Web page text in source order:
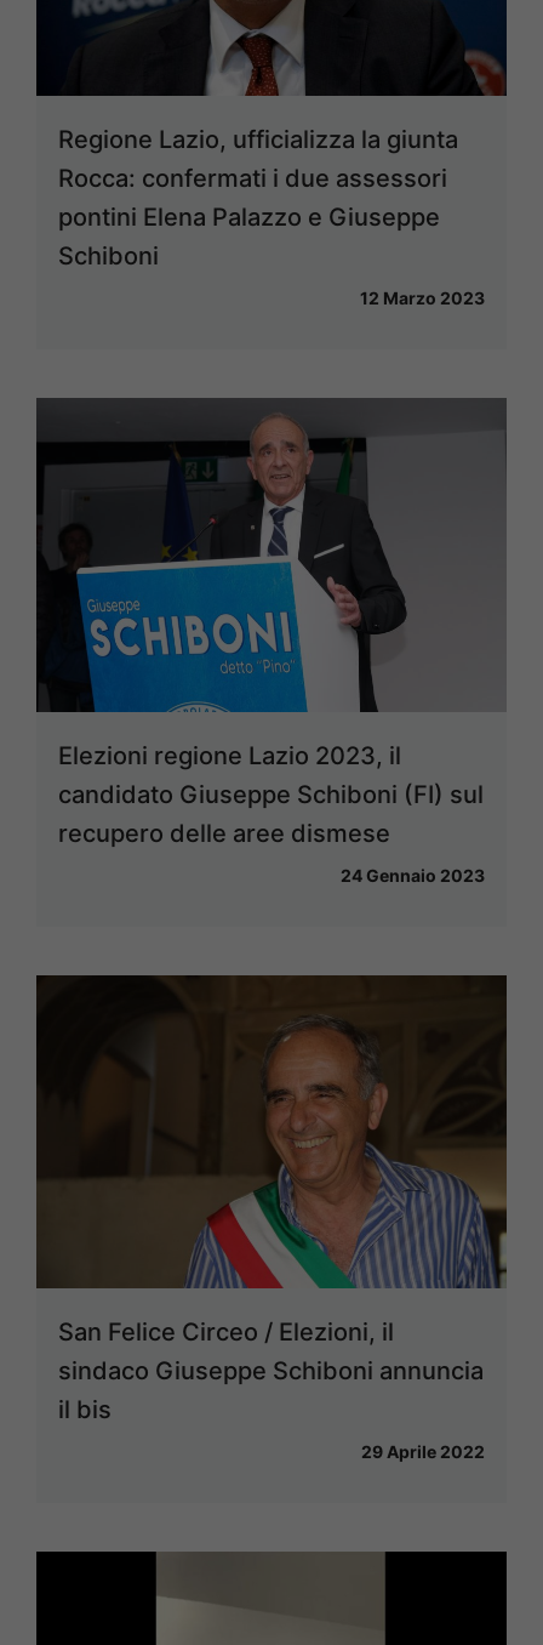
Regione Lazio, ufficializza la giunta
Rocca: confermati i due assessori
pontini Elena Palazzo e Giuseppe
Schiboni
12 Marzo 2023
Elezioni regione Lazio 2023, il
candidato Giuseppe Schiboni (FI) sul
recupero delle aree dismese
24 Gennaio 2023
San Felice Circeo / Elezioni, il
sindaco Giuseppe Schiboni annuncia
il bis
29 Aprile 2022